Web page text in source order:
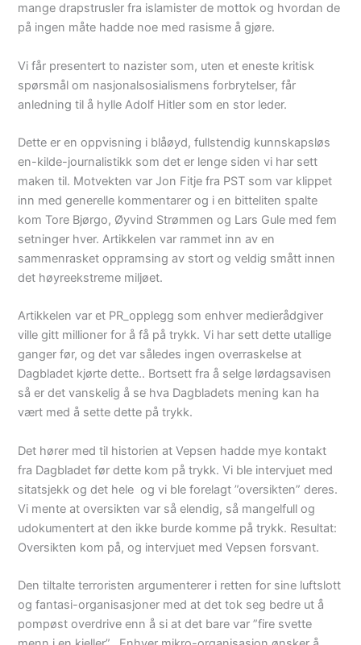
mange drapstrusler fra islamister de mottok og hvordan de
på ingen måte hadde noe med rasisme å gjøre.
Vi får presentert to nazister som, uten et eneste kritisk
spørsmål om nasjonalsosialismens forbrytelser, får
anledning til å hylle Adolf Hitler som en stor leder.
Dette er en oppvisning i blåøyd, fullstendig kunnskapsløs
en-kilde-journalistikk som det er lenge siden vi har sett
maken til. Motvekten var Jon Fitje fra PST som var klippet
inn med generelle kommentarer og i en bitteliten spalte
kom Tore Bjørgo, Øyvind Strømmen og Lars Gule med fem
setninger hver. Artikkelen var rammet inn av en
sammenrasket oppramsing av stort og veldig smått innen
det høyreekstreme miljøet.
Artikkelen var et PR_opplegg som enhver medierådgiver
ville gitt millioner for å få på trykk. Vi har sett dette utallige
ganger før, og det var således ingen overraskelse at
Dagbladet kjørte dette.. Bortsett fra å selge lørdagsavisen
så er det vanskelig å se hva Dagbladets mening kan ha
vært med å sette dette på trykk.
Det hører med til historien at Vepsen hadde mye kontakt
fra Dagbladet før dette kom på trykk. Vi ble intervjuet med
sitatsjekk og det hele og vi ble forelagt ”oversikten” deres.
Vi mente at oversikten var så elendig, så mangelfull og
udokumentert at den ikke burde komme på trykk. Resultat:
Oversikten kom på, og intervjuet med Vepsen forsvant.
Den tiltalte terroristen argumenterer i retten for sine luftslott
og fantasi-organisasjoner med at det tok seg bedre ut å
pompøst overdrive enn å si at det bare var ”fire svette